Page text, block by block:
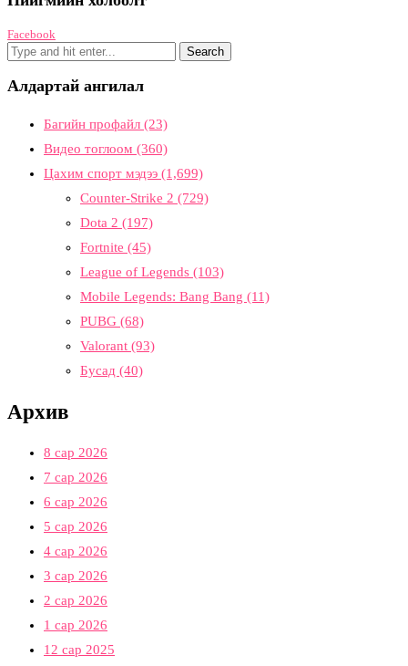
Facebook
Алдартай ангилал
Багийн профайл (23)
Видео тоглоом (360)
Цахим спорт мэдээ (1,699)
Counter-Strike 2 (729)
Dota 2 (197)
Fortnite (45)
League of Legends (103)
Mobile Legends: Bang Bang (11)
PUBG (68)
Valorant (93)
Бусад (40)
Архив
8 сар 2026
7 сар 2026
6 сар 2026
5 сар 2026
4 сар 2026
3 сар 2026
2 сар 2026
1 сар 2026
12 сар 2025